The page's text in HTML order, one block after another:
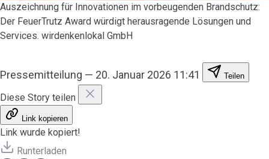
Auszeichnung für Innovationen im vorbeugenden Brandschutz:
Der FeuerTrutz Award würdigt herausragende Lösungen und
Services. wirdenkenlokal GmbH
Pressemitteilung — 20. Januar 2026 11:41 Teilen
Diese Story teilen
Link kopieren
Link wurde kopiert!
Runterladen